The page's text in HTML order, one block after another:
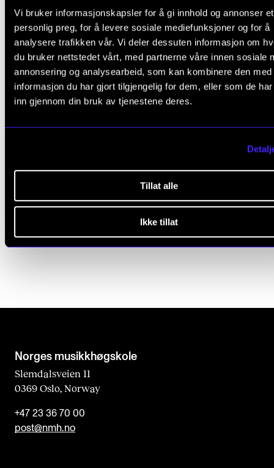
Vi bruker informasjonskapsler for å gi innhold og annonser et
personlig preg, for å levere sosiale mediefunksjoner og for å
analysere trafikken vår. Vi deler dessuten informasjon om
du bruker nettstedet vårt, med partnerne våre innen sosiale
annonsering og analysearbeid, som kan kombinere den med
informasjon du har gjort tilgjengelig for dem, eller som de
inn gjennom din bruk av tjenestene deres.
Tillat alle
Ikke tillat
musikk under egne og andres prosjekter siden
annet som soloartist under pseudonymet Lukas
og senest under sitt eget navn. I 2023 utga han sitt
album under navnet Sivert Runhovde. I tillegg til
artistprosjektet sitt er han student ved det frie
skriver låter innen norsk visetradisjon. Sivert skriver
musikken sin til vokal og akustiske instrumenter,
og formidling i fokus.
Publisert: 2. feb. 2026 — Oppdatert: 1. juli 2026
Norges musikk­høgskole
Slemdalsveien 11
0369 Oslo, Norway
+47 23 36 70 00
post@nmh.no